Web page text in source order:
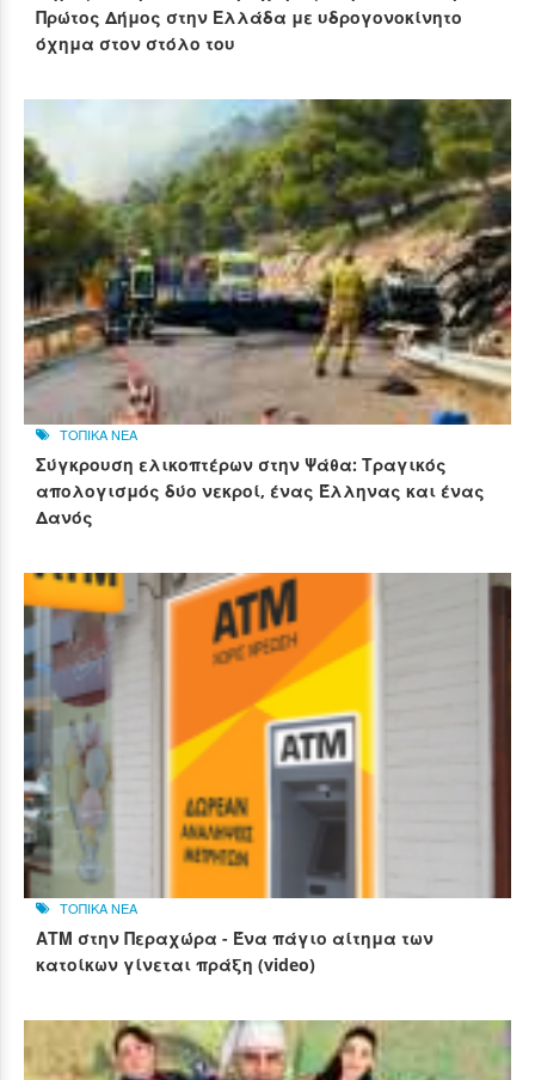
Πρώτος Δήμος στην Ελλάδα με υδρογονοκίνητο
όχημα στον στόλο του
ΤΟΠΙΚΑ ΝΕΑ
Σύγκρουση ελικοπτέρων στην Ψάθα: Τραγικός
απολογισμός δύο νεκροί, ένας Έλληνας και ένας
Δανός
ΤΟΠΙΚΑ ΝΕΑ
ΑΤΜ στην Περαχώρα - Ένα πάγιο αίτημα των
κατοίκων γίνεται πράξη (video)